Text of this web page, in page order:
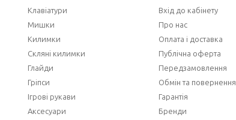
Клавіатури
Мишки
Килимки
Скляні килимки
Глайди
Гріпси
Ігрові рукави
Аксесуари
Вхід до кабінету
Про нас
Оплата і доставка
Публічна оферта
Передзамовлення
Обмін та повернення
Гарантія
Бренди